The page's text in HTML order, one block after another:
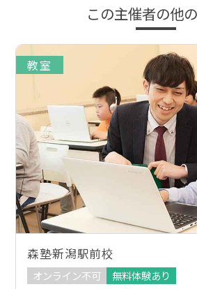
この主催者の他
教室
森塾新潟駅前校
オンライン不可
無料体験あり